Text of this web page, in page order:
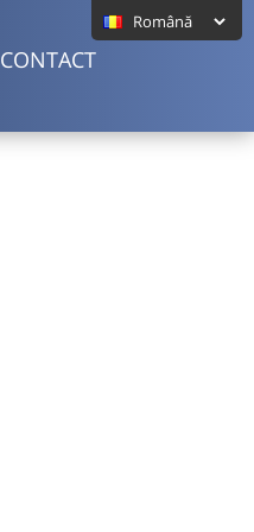
CONTACT